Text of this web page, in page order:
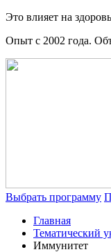
Это влияет на
Опыт с 2002 года.
Выбрать программу
Главная
Тематический
Иммунитет